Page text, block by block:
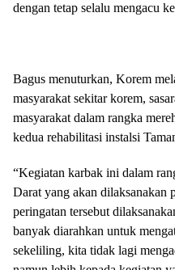
dengan tetap selalu mengacu
Bagus menuturkan, Korem
masyarakat sekitar korem,
masyarakat dalam rangka
kedua rehabilitasi instalsi
“Kegiatan karbak ini dalam
Darat yang akan dilaksanakan
peringatan tersebut
banyak diarahkan untuk
sekeliling, kita tidak lagi